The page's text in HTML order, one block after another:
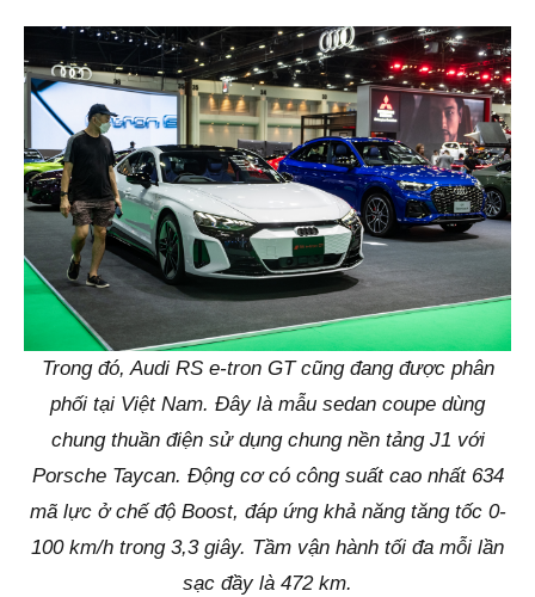
Trong đó, Audi RS e-tron GT cũng đang được phân
phối tại Việt Nam. Đây là mẫu sedan coupe dùng
chung thuần điện sử dụng chung nền tảng J1 với
Porsche Taycan. Động cơ có công suất cao nhất 634
mã lực ở chế độ Boost, đáp ứng khả năng tăng tốc 0-
100 km/h trong 3,3 giây. Tầm vận hành tối đa mỗi lần
sạc đầy là 472 km.